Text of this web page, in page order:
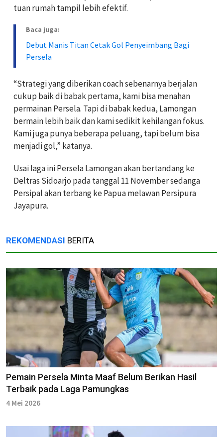
tuan rumah tampil lebih efektif.
Baca juga:
Debut Manis Titan Cetak Gol Penyeimbang Bagi
Persela
“Strategi yang diberikan coach sebenarnya berjalan
cukup baik di babak pertama, kami bisa menahan
permainan Persela. Tapi di babak kedua, Lamongan
bermain lebih baik dan kami sedikit kehilangan fokus.
Kami juga punya beberapa peluang, tapi belum bisa
menjadi gol,” katanya.
Usai laga ini Persela Lamongan akan bertandang ke
Deltras Sidoarjo pada tanggal 11 November sedanga
Persipal akan terbang ke Papua melawan Persipura
Jayapura.
REKOMENDASI BERITA
Pemain Persela Minta Maaf Belum Berikan Hasil
Terbaik pada Laga Pamungkas
4 Mei 2026